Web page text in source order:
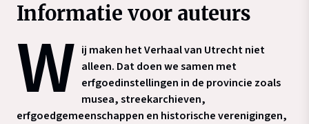
Informatie voor auteurs
W ij maken het Verhaal van Utrecht niet
alleen. Dat doen we samen met
erfgoedinstellingen in de provincie zoals
musea, streekarchieven,
erfgoedgemeenschappen en historische verenigingen,